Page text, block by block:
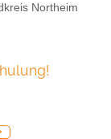
Northeim